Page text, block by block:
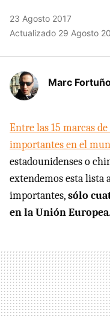
23 Agosto 2017
Actualizado 29 Agosto
Marc
Entre las 15 marcas
importantes en el
estadounidenses o
extendemos esta lista
importantes,sólo
en la Unión Europea.